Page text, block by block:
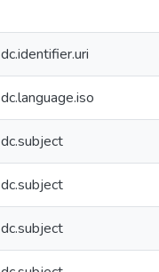
dc.identifier.uri
dc.language.iso
dc.subject
dc.subject
dc.subject